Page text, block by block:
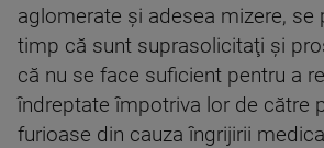
aglomerate şi adesea mizere, se
timp că sunt suprasolicitaţi şi
că nu se face suficient pentru a
îndreptate împotriva lor de către
furioase din cauza îngrijirii